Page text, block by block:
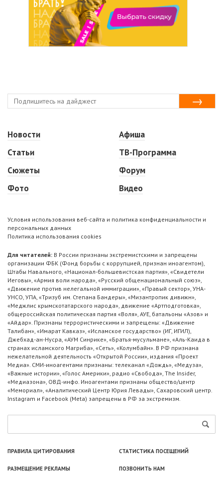
Новости
Статьи
Сюжеты
Фото
Афиша
ТВ-Программа
Форум
Видео
Условия использования веб-сайта и политика конфиденциальности и
персональных данных
Политика использования cookies
Для читателей: В России признаны экстремистскими и запрещены
организации ФБК (Фонд борьбы с коррупцией, признан иноагентом),
Штабы Навального, «Национал-большевистская партия», «Свидетели
Иеговы», «Армия воли народа», «Русский общенациональный союз»,
«Движение против нелегальной иммиграции», «Правый сектор», УНА-
УНСО, УПА, «Тризуб им. Степана Бандеры», «Мизантропик дивижн»,
«Меджлис крымскотатарского народа», движение «Артподготовка»,
общероссийская политическая партия «Воля», АУЕ, батальоны «Азов» и
«Айдар». Признаны террористическими и запрещены: «Движение
Талибан», «Имарат Кавказ», «Исламское государство» (ИГ, ИГИЛ),
Джебхад-ан-Нусра, «АУМ Синрике», «Братья-мусульмане», «Аль-Каида в
странах исламского Магриба», «Сеть», «Колумбайн». В РФ признана
нежелательной деятельность «Открытой России», издания «Проект
Медиа». СМИ-иноагентами признаны: телеканал «Дождь», «Медуза»,
«Важные истории», «Голос Америки», радио «Свобода», The Insider,
«Медиазона», ОВД-инфо. Иноагентами признаны общество/центр
«Мемориал», «Аналитический Центр Юрия Левады», Сахаровский центр.
Instagram и Facebook (Metа) запрещены в РФ за экстремизм.
ПРАВИЛА ЦИТИРОВАНИЯ СТАТИСТИКА ПОСЕЩЕНИЙ
РАЗМЕЩЕНИЕ РЕКЛАМЫ ПОЗВОНИТЬ НАМ